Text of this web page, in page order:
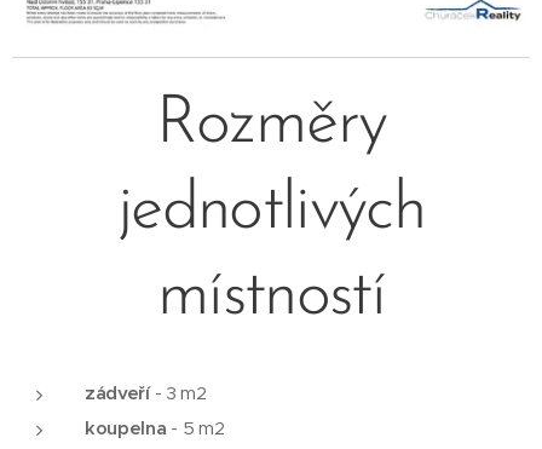
Rozměry
jednotlivých
místností
zádveří- 3 m2
koupelna - 5 m2